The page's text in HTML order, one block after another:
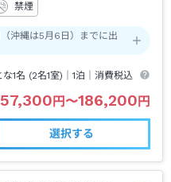
禁煙
沖縄は5月6日）までに出
な1名 (2名1室)｜1泊 ｜消費税込
57,300 円 〜186,200 円
選択する